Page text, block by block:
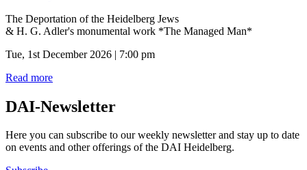
The Deportation of the Heidelberg Jews
& H. G. Adler's monumental work *The Managed Man*
Tue, 1st December 2026 | 7:00 pm
Read more
DAI-Newsletter
Here you can subscribe to our weekly newsletter and stay up to date
on events and other offerings of the DAI Heidelberg.